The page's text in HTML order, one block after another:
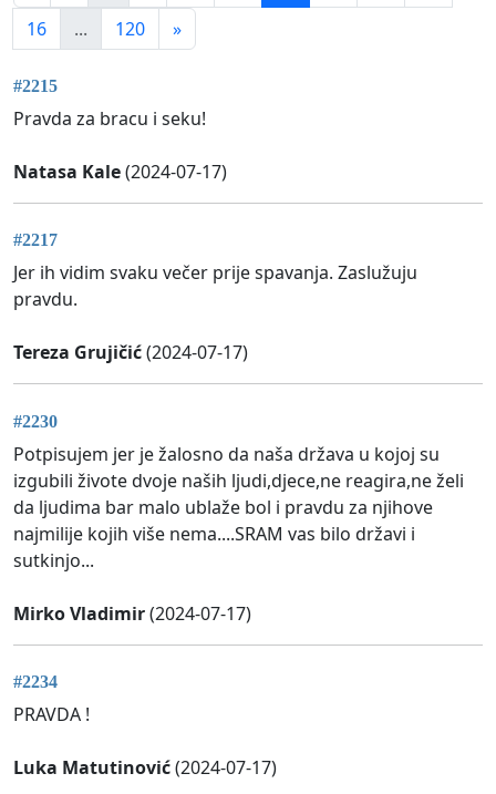
16
... 120 »
#2215
Pravda za bracu i seku!
Natasa Kale(2024-07-17)
#2217
Jer ih vidim svaku večer prije spavanja. Zaslužuju
pravdu.
Tereza Grujičić(2024-07-17)
#2230
Potpisujem jer je žalosno da naša država u kojoj su
izgubili živote dvoje naših ljudi,djece,ne reagira,ne želi
da ljudima bar malo ublaže bol i pravdu za njihove
najmilije kojih više nema....SRAM vas bilo državi i
sutkinjo...
Mirko Vladimir(2024-07-17)
#2234
PRAVDA !
Luka Matutinović(2024-07-17)